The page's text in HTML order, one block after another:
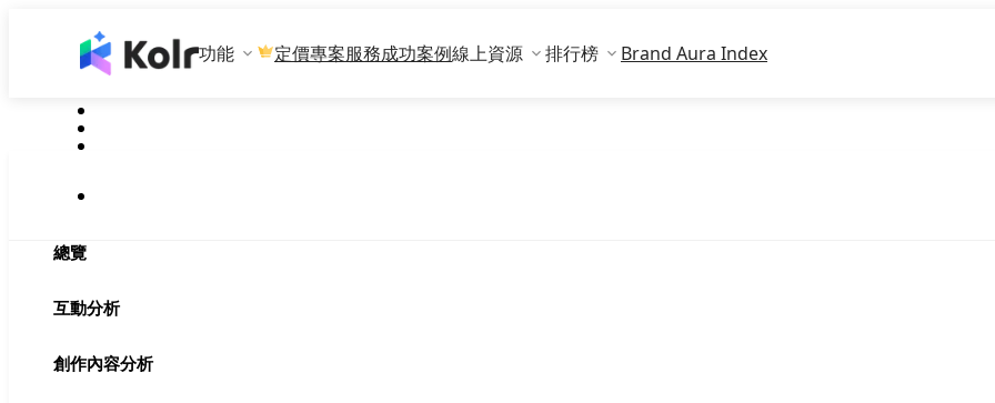
功能 定價專案服務成功案例線上資源 排行榜 Brand Aura Index
總覽
互動分析
創作內容分析